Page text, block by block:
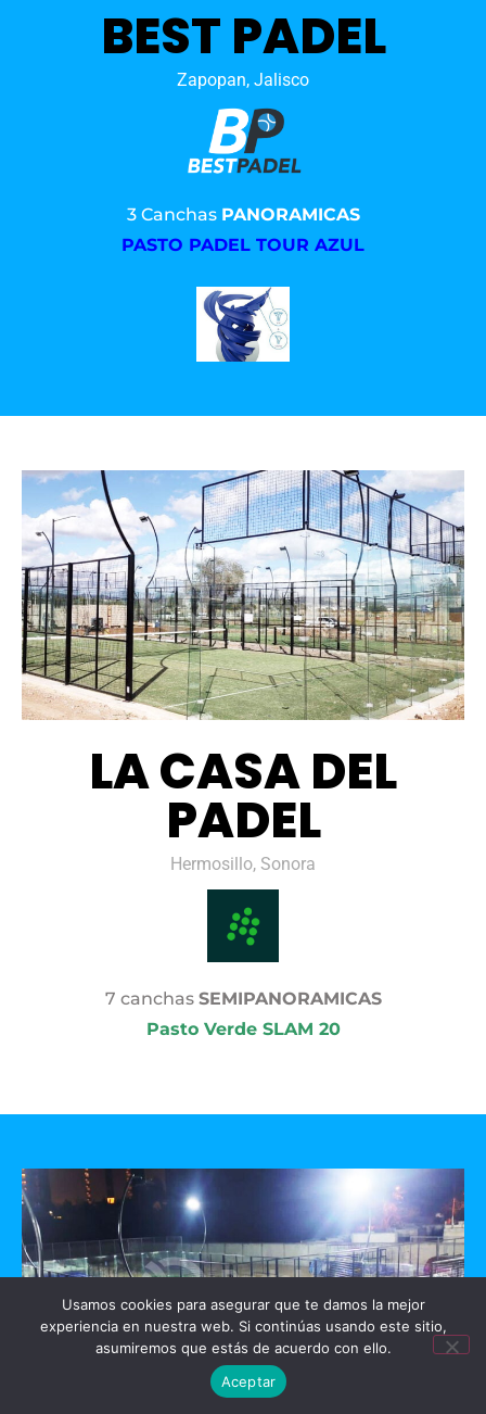
BEST PADEL
Zapopan, Jalisco
3 Canchas PANORAMICAS
PASTO PADEL TOUR AZUL
LA CASA DEL
PADEL
Hermosillo, Sonora
7 canchas SEMIPANORAMICAS
Pasto Verde SLAM 20
Usamos cookies para asegurar que te damos la mejor
experiencia en nuestra web. Si continúas usando este sitio,
asumiremos que estás de acuerdo con ello.
Aceptar